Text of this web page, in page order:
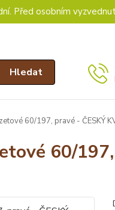
Před osobním
Hledat
60/197, pravé - ČESKÝ
60/